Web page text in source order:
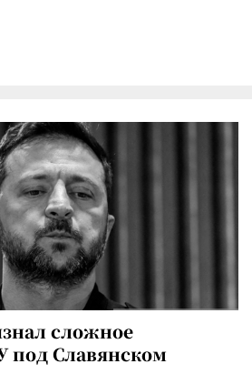
сложное
под Славянском